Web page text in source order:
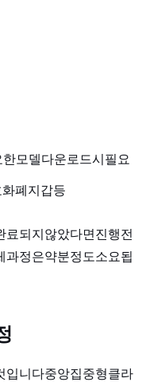
이 필요한 모델 다운로드 시 필요)
지갑 (MetaMask 등)
료되지 않았다면, 진행 전
정은 약 15분 정도 소요됩
입니다. 중앙집중형 클라